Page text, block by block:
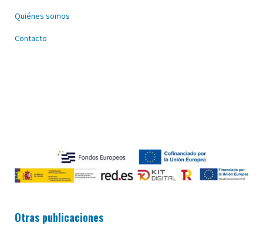
Quiénes somos
Contacto
Otras publicaciones